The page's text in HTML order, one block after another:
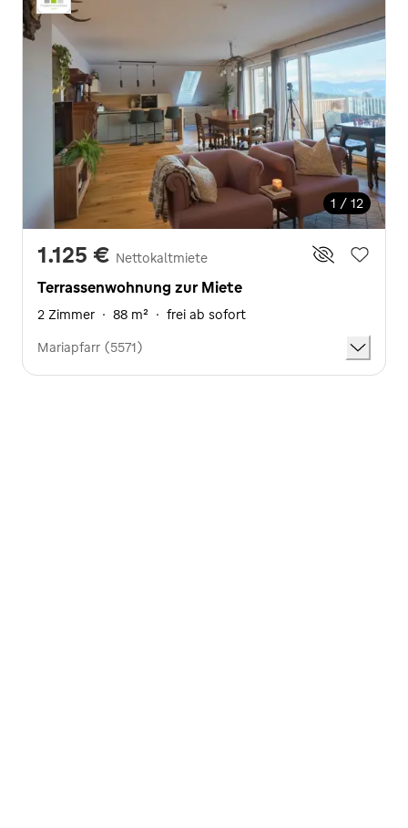
1 / 12
1.125 € Nettokaltmiete
Terrassenwohnung zur Miete
2 Zimmer · 88 m² · frei ab sofort
Mariapfarr (5571)